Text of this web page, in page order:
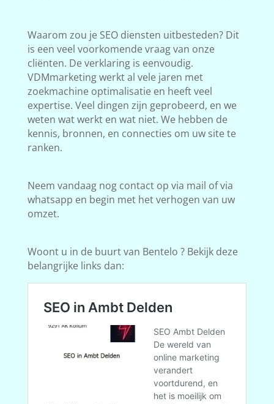
Waarom zou je SEO diensten uitbesteden? Dit
is een veel voorkomende vraag van onze
cliënten. De verklaring is eenvoudig.
VDMmarketing werkt al vele jaren met
zoekmachine optimalisatie en heeft veel
expertise. Veel dingen zijn geprobeerd, en we
weten wat werkt en wat niet. We hebben de
kennis, bronnen, en connecties om uw site te
ranken.
Neem vandaag nog contact op via mail of via
whatsapp en begin met het verhogen van uw
omzet.
Woont u in de buurt van Bentelo ? Bekijk deze
belangrijke links dan: